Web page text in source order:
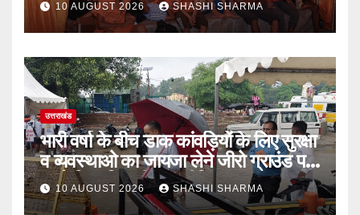
10 AUGUST 2026 SHASHI SHARMA
उत्तराखंड
भारी वर्षा के बीच डाक कांवड़ियों के लिए सुरक्षा
व व्यवस्थाओ का जायजा लेने जीरो ग्राउंड पर
पहुंचे जिलाधिकारी मयूर दीक्षित
10 AUGUST 2026 SHASHI SHARMA